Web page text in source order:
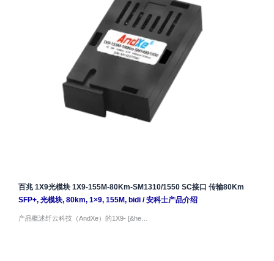
百兆 1X9光模块 1X9-155M-80Km-SM1310/1550 SC接口 传输80Km
SFP+, 光模块, 80km, 1×9, 155M, bidi/安科士产品介绍
产品概述纤云科技（AndXe）的1X9- [&he…